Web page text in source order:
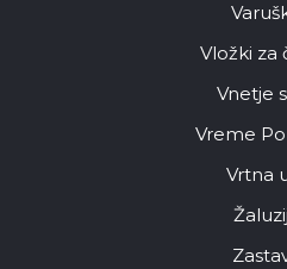
Vložki za
Vnetje
Vreme
Vrtna